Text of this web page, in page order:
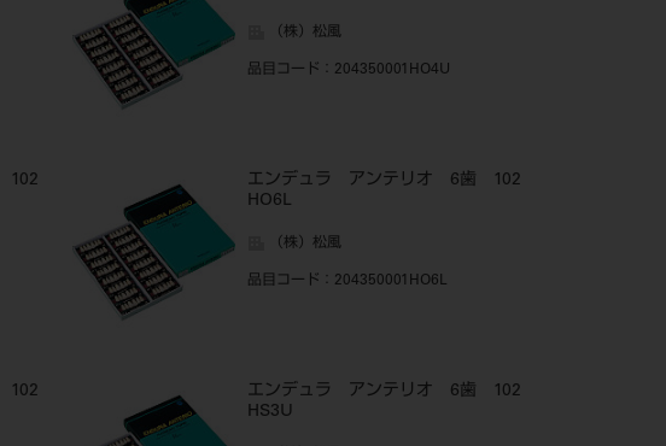
（株）松風
品目コード ：204350001HO4U
102
エンデュラ アンテリオ 6歯 102
HO6L
（株）松風
品目コード ：204350001HO6L
102
エンデュラ アンテリオ 6歯 102
HS3U